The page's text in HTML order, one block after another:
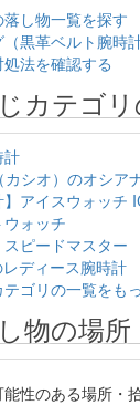
し物一覧を探す
（黒革ベルト腕時
法を確認する
カテゴ
計
シオ）のオシア
】アイスウォッ
ォッチ
ピードマスタ
ディース腕時計
ゴリの一覧をも
物の場所
性のある場所・